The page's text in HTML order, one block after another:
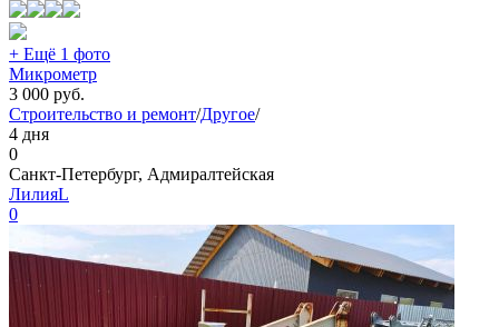
+ Ещё 1 фото
Микрометр
3 000 руб.
Строительство и ремонт/Другое/
4 дня
0
Санкт-Петербург, Адмиралтейская
ЛилияL
0